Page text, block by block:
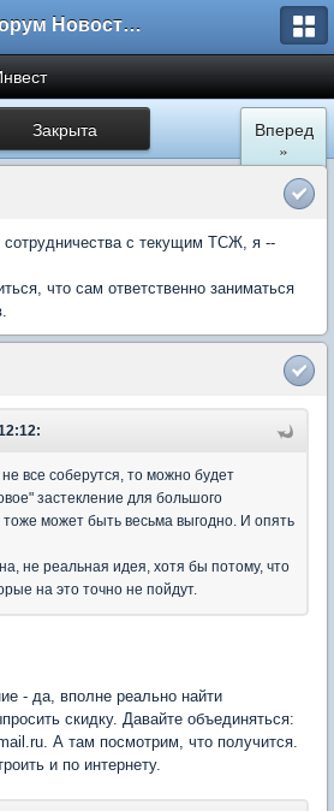
Форум Новостройки
Закрыта
Вперед
»
с текущим ТСЖ, я --
что сам ответственно заниматься
все соберутся, то можно будет
застекление для большого
тоже может быть весьма выгодно. И опять
не реальная идея, хотя бы потому, что
на это точно не пойдут.
- да, вполне реально найти
скидку. Давайте объединяться:
А там посмотрим, что получится.
и по интернету.